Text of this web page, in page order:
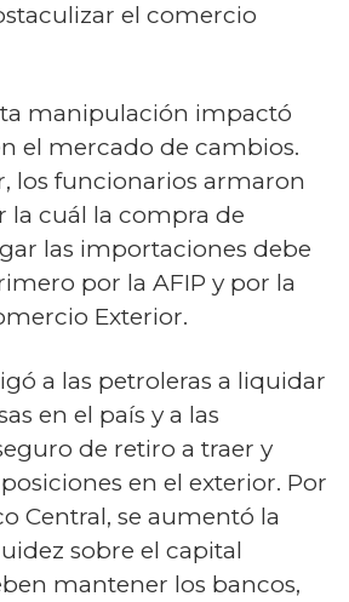
el comercio
manipulación impactó
el mercado de cambios.
los funcionarios armaron
la cuál la compra de
las importaciones debe
por la AFIP y por la
Exterior.
a las petroleras a liquidar
en el país y a las
de retiro a traer y
en el exterior. Por
Central, se aumentó la
sobre el capital
mantener los bancos,